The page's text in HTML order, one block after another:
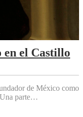
el Castillo
de México como
Una parte…